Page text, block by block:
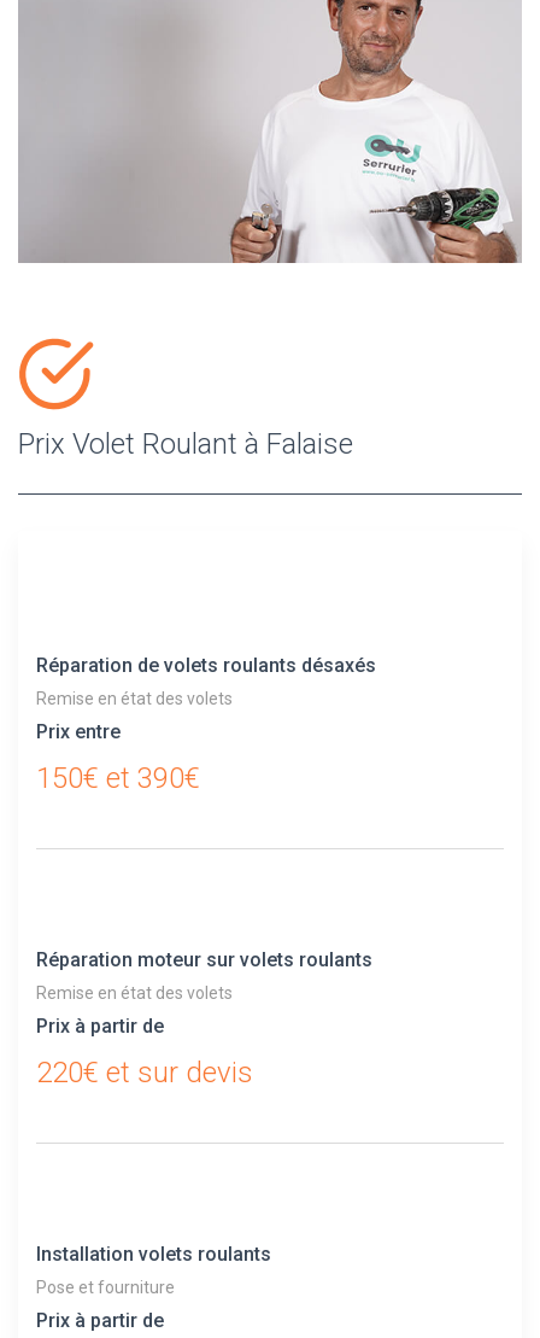
Prix Volet Roulant à Falaise
Réparation de volets roulants désaxés
Remise en état des volets
Prix entre
150€ et 390€
Réparation moteur sur volets roulants
Remise en état des volets
Prix à partir de
220€ et sur devis
Installation volets roulants
Pose et fourniture
Prix à partir de